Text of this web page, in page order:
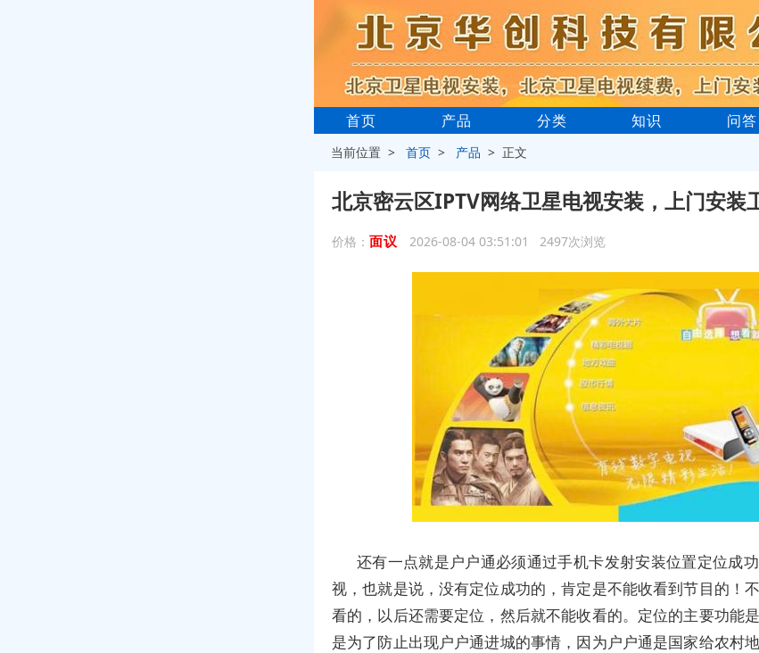
首页 产品 分类 知识 问答
当前位置 >首页 > 产品 > 正文
北京密云区IPTV网络卫星电视安装，上门安装
价格： 面议 2026-08-04 03:51:01 2497次浏览
还有一点就是户户通必须通过手机卡发射安装位置定位成
视，也就是说，没有定位成功的，肯定是不能收看到节目的！
看的，以后还需要定位，然后就不能收看的。定位的主要功能
是为了防止出现户户通进城的事情，因为户户通是国家给农村